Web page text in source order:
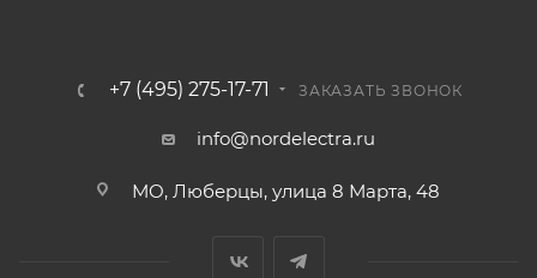
+7 (495) 275-17-71 ЗАКАЗАТЬ ЗВОНОК
info@nordelectra.ru
МО, Люберцы, улица 8 Марта, 48